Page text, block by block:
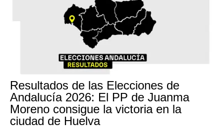
Resultados de las Elecciones de
Andalucía 2026: El PP de Juanma
Moreno consigue la victoria en la
ciudad de Huelva